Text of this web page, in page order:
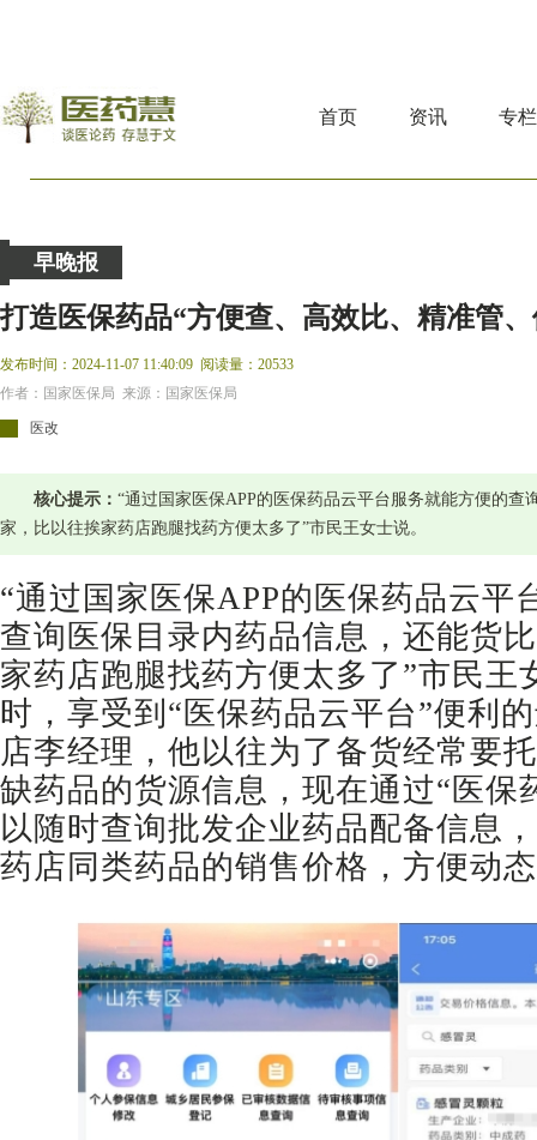
首页 资讯 专栏
早晚报
打造医保药品“方便查、高效比、精准管
发布时间：2024-11-07 11:40:09 阅读量：20533
作者：国家医保局 来源：国家医保局
医改
核心提示： “通过国家医保APP的医保药品云平台服务就能方便的查
家，比以往挨家药店跑腿找药方便太多了”市民王女士说。
“通过国家医保APP的医保药品云平
查询医保目录内药品信息，还能货
家药店跑腿找药方便太多了”市民王
时，享受到“医保药品云平台”便利
店李经理，他以往为了备货经常要
缺药品的货源信息，现在通过“医保
以随时查询批发企业药品配备信息
药店同类药品的销售价格，方便动